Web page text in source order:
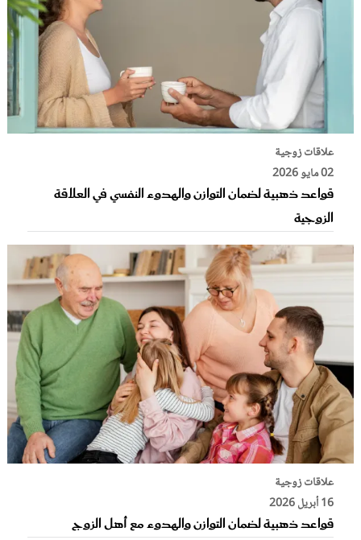
علاقات زوجية
02 مايو 2026
قواعد ذهبية لضمان التوازن والهدوء النفسي في العلاقة
الزوجية
علاقات زوجية
16 أبريل 2026
قواعد ذهبية لضمان التوازن والهدوء مع أهل الزوج